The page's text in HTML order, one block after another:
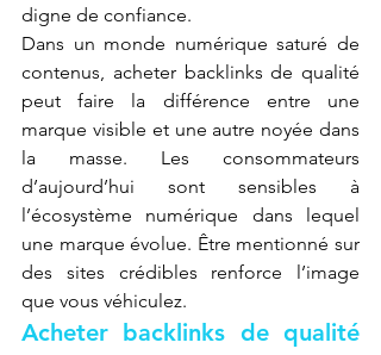
digne de confiance.
Dans un monde numérique saturé de
contenus, acheter backlinks de qualité
peut faire la différence entre une
marque visible et une autre noyée dans
la masse. Les consommateurs
d’aujourd’hui sont sensibles à
l’écosystème numérique dans lequel
une marque évolue. Être mentionné sur
des sites crédibles renforce l’image
que vous véhiculez.
Acheter backlinks de qualité